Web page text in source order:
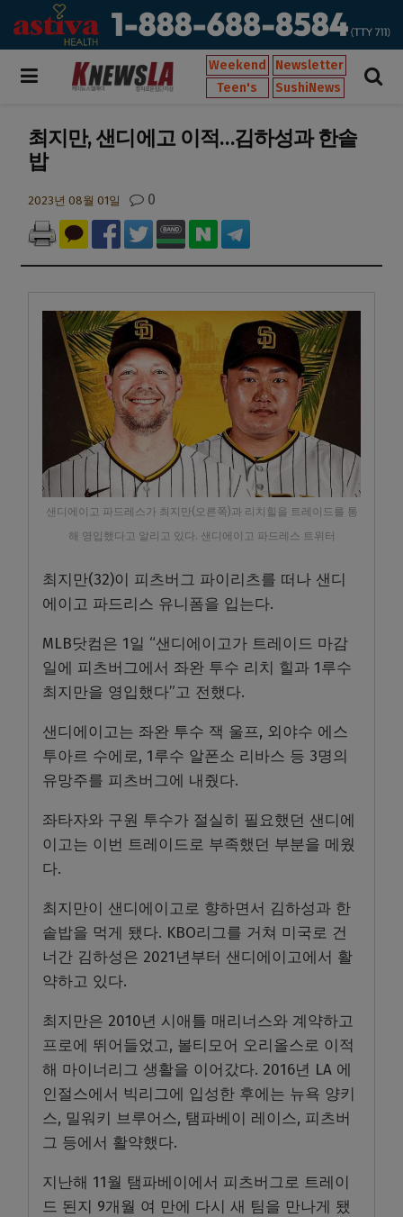
Weekend
Newsletter
Teen's
SushiNews
최지만, 샌디에고 이적…김하성과 한솥
밥
2023년 08월 01일 0
샌디에이고 파드레스가 최지만(오른쪽)과 리치힐을 트레이드를 통
해 영입했다고 알리고 있다. 샌디에이고 파드레스 트위터
최지만(32)이 피츠버그 파이리츠를 떠나 샌디
에이고 파드리스 유니폼을 입는다.
MLB닷컴은 1일 “샌디에이고가 트레이드 마감
일에 피츠버그에서 좌완 투수 리치 힐과 1루수
최지만을 영입했다”고 전했다.
샌디에이고는 좌완 투수 잭 울프, 외야수 에스
투아르 수에로, 1루수 알폰소 리바스 등 3명의
유망주를 피츠버그에 내줬다.
좌타자와 구원 투수가 절실히 필요했던 샌디에
이고는 이번 트레이드로 부족했던 부분을 메웠
다.
최지만이 샌디에이고로 향하면서 김하성과 한
솥밥을 먹게 됐다. KBO리그를 거쳐 미국로 건
너간 김하성은 2021년부터 샌디에이고에서 활
약하고 있다.
최지만은 2010년 시애틀 매리너스와 계약하고
프로에 뛰어들었고, 볼티모어 오리올스로 이적
해 마이너리그 생활을 이어갔다. 2016년 LA 에
인절스에서 빅리그에 입성한 후에는 뉴욕 양키
스, 밀워키 브루어스, 탬파베이 레이스, 피츠버
그 등에서 활약했다.
지난해 11월 탬파베이에서 피츠버그로 트레이
드 된지 9개월 여 만에 다시 새 팀을 만나게 됐